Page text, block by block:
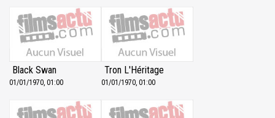
Black Swan
01/01/1970, 01:00
Tron L'Héritage
01/01/1970, 01:00